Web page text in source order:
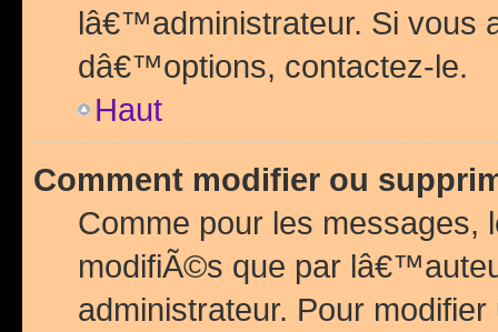
lâ€™administrateur. Si vous
dâ€™options, contactez-le.
Haut
Comment modifier ou
Comme pour les messages,
modifiÃ©s que par
administrateur. Pour